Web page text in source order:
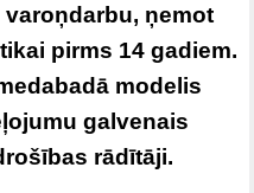
ņemot
pirms 14 gadiem.
modelis
galvenais
rādītāji.